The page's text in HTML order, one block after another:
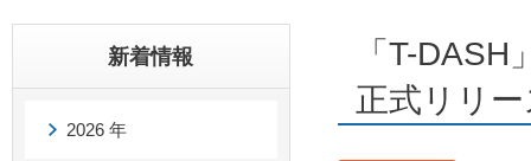
「T-
正式リリ
新着情報
2026 年